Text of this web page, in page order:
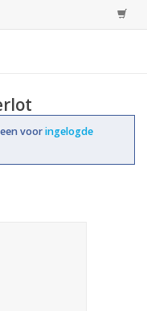
vooringelogde